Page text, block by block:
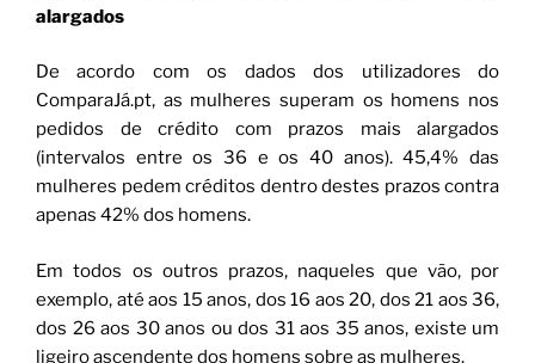
alargados
De acordo com os dados dos utilizadores do
ComparaJá.pt, as mulheres superam os homens nos
pedidos de crédito com prazos mais alargados
(intervalos entre os 36 e os 40 anos). 45,4% das
mulheres pedem créditos dentro destes prazos contra
apenas 42% dos homens.
Em todos os outros prazos, naqueles que vão, por
exemplo, até aos 15 anos, dos 16 aos 20, dos 21 aos 36,
dos 26 aos 30 anos ou dos 31 aos 35 anos, existe um
ligeiro ascendente dos homens sobre as mulheres.